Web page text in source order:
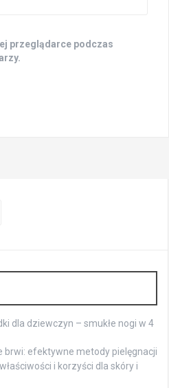
przeglądarce podczas
dla dziewczyn – smukłe nogi w 4
brwi: efektywne metody pielęgnacji
i korzyści dla skóry i